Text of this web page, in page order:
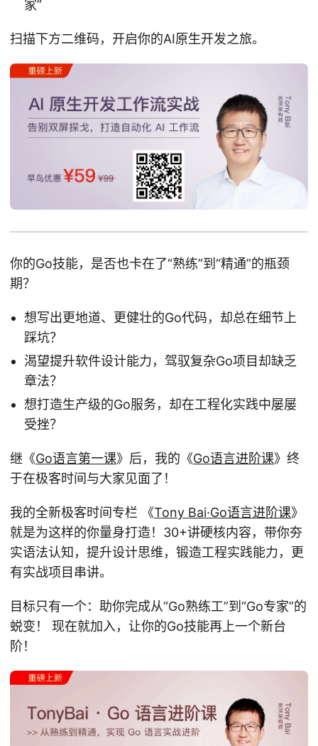
家”
扫描下方二维码，开启你的AI原生开发之旅。
你的Go技能，是否也卡在了“熟练”到“精通”的瓶颈
期？
想写出更地道、更健壮的Go代码，却总在细节上
踩坑？
渴望提升软件设计能力，驾驭复杂Go项目却缺乏
章法？
想打造生产级的Go服务，却在工程化实践中屡屡
受挫？
继《Go语言第一课》后，我的《Go语言进阶课》终
于在极客时间与大家见面了！
我的全新极客时间专栏 《Tony Bai·Go语言进阶课》
就是为这样的你量身打造！30+讲硬核内容，带你夯
实语法认知，提升设计思维，锻造工程实践能力，更
有实战项目串讲。
目标只有一个：助你完成从“Go熟练工”到“Go专家”的
蜕变！ 现在就加入，让你的Go技能再上一个新台
阶！